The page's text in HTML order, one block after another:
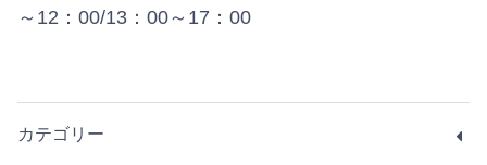
～12：00/13：00～17：00
カテゴリー